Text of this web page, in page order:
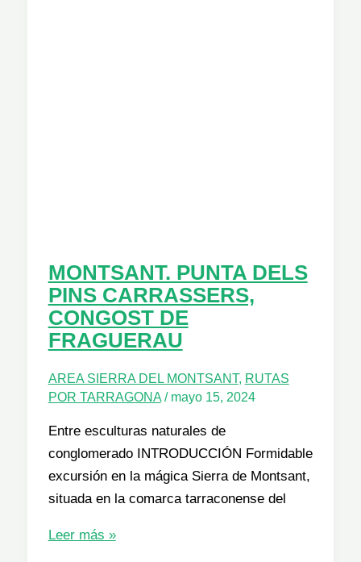
MONTSANT. PUNTA DELS
PINS CARRASSERS,
CONGOST DE
FRAGUERAU
AREA SIERRA DEL MONTSANT, RUTAS
POR TARRAGONA/ mayo 15, 2024
Entre esculturas naturales de
conglomerado INTRODUCCIÓN Formidable
excursión en la mágica Sierra de Montsant,
situada en la comarca tarraconense del
MONTSANT.
Leer más »